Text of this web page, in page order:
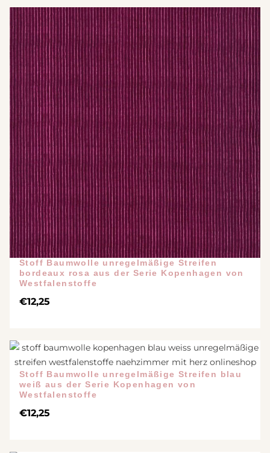
Stoff Baumwolle unregelmäßige Streifen
bordeaux rosa aus der Serie Kopenhagen von
Westfalenstoffe
€12,25
Stoff Baumwolle unregelmäßige Streifen blau
weiß aus der Serie Kopenhagen von
Westfalenstoffe
€12,25